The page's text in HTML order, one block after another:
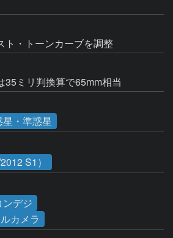
ト・トーンカーブを調整
35ミリ判換算で65mm相当
・準惑星
S1）
ンデジ
カメラ